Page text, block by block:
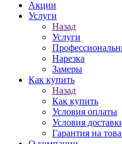
Акции
Услуги
Назад
Услуги
Нарезка
Замеры
Как купить
Назад
Как купить
Условия оплаты
Условия
Гарантия на